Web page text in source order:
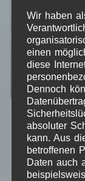
SVG Datei
4,95€
Preis
war:
4,95 €
3,95€
Kein
§19 (1) UStG.
Wir haben
einen
diese
Dennoch
absoluter
kann. Aus
betroffenen
Daten auch